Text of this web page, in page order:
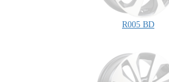
R005 BD